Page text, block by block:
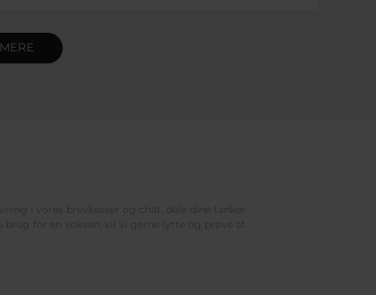
i vores brevkasser og chat, dele dine tanker
for en voksen, vil vi gerne lytte og prøve at